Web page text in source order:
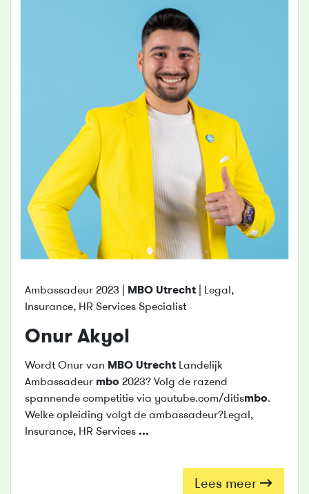
Ambassadeur 2023 | MBO Utrecht | Legal,
Insurance, HR Services Specialist
Onur Akyol
Wordt Onur van MBO Utrecht Landelijk
Ambassadeur mbo 2023? Volg de razend
spannende competitie via youtube.com/ditismbo.
Welke opleiding volgt de ambassadeur?Legal,
Insurance, HR Services ...
Lees meer